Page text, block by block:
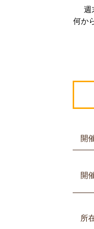
週
何か
開
開
所